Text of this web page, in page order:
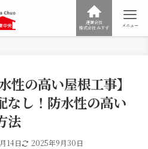
運営会社
株式会社みすず
メニュー
性の高い屋根工事】
なし！防水性の高い
法
14日 2025年9月30日